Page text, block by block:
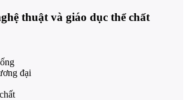
thuật và giáo dục thể chất
đại